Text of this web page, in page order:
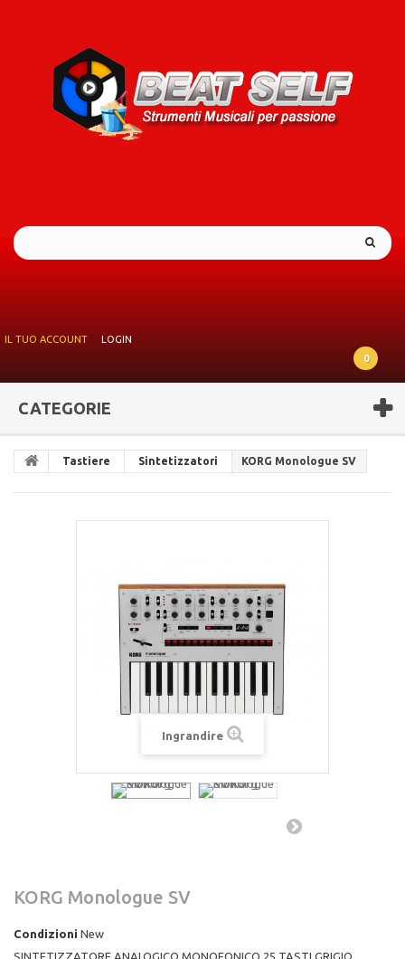
IL TUO ACCOUNT
LOGIN
0
CATEGORIE
Tastiere Sintetizzatori KORG Monologue SV
Ingrandire
KORG Monologue SV
Condizioni New
SINTETIZZATORE ANALOGICO MONOFONICO 25 TASTI GRIGIO